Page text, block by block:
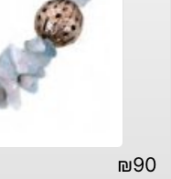
₪90